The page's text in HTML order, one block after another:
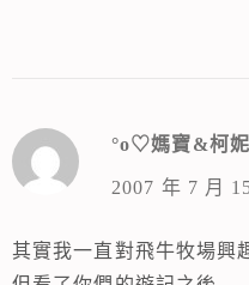
°o♡媽寶&柯
2007 年 7 月
其實我一直對飛牛牧場興